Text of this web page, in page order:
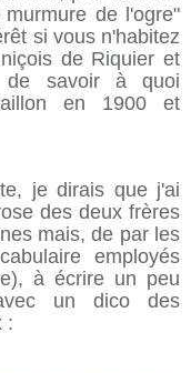
de l'ogre"
si vous n'habitez
de Riquier et
de savoir à quoi
en 1900 et
je dirais que j'ai
des deux frères
mais, de par les
employés
à écrire un peu
un dico des
: